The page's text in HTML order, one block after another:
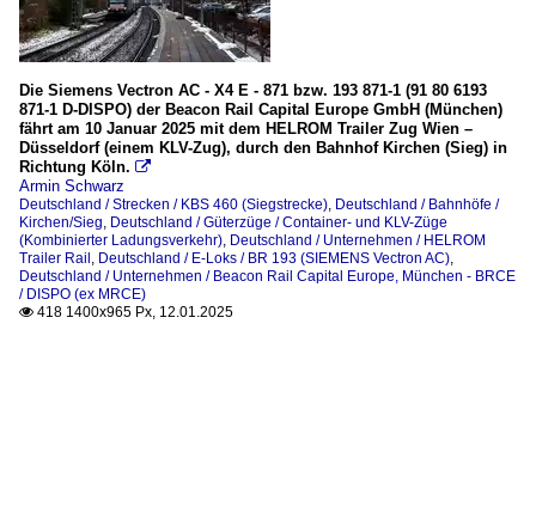
Die Siemens Vectron AC - X4 E - 871 bzw. 193 871-1 (91 80 6193
871-1 D-DISPO) der Beacon Rail Capital Europe GmbH (München)
fährt am 10 Januar 2025 mit dem HELROM Trailer Zug Wien –
Düsseldorf (einem KLV-Zug), durch den Bahnhof Kirchen (Sieg) in
Richtung Köln. 
Armin Schwarz
Deutschland / Strecken / KBS 460 (Siegstrecke), Deutschland / Bahnhöfe /
Kirchen/Sieg, Deutschland / Güterzüge / Container- und KLV-Züge
(Kombinierter Ladungsverkehr), Deutschland / Unternehmen / HELROM
Trailer Rail, Deutschland / E-Loks / BR 193 (SIEMENS Vectron AC),
Deutschland / Unternehmen / Beacon Rail Capital Europe, München - BRCE
/ DISPO (ex MRCE)
 418 1400x965 Px, 12.01.2025